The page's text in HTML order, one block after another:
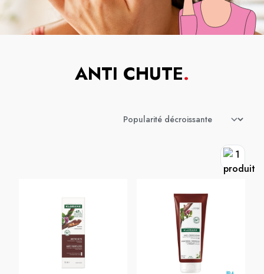
ANTI CHUTE.